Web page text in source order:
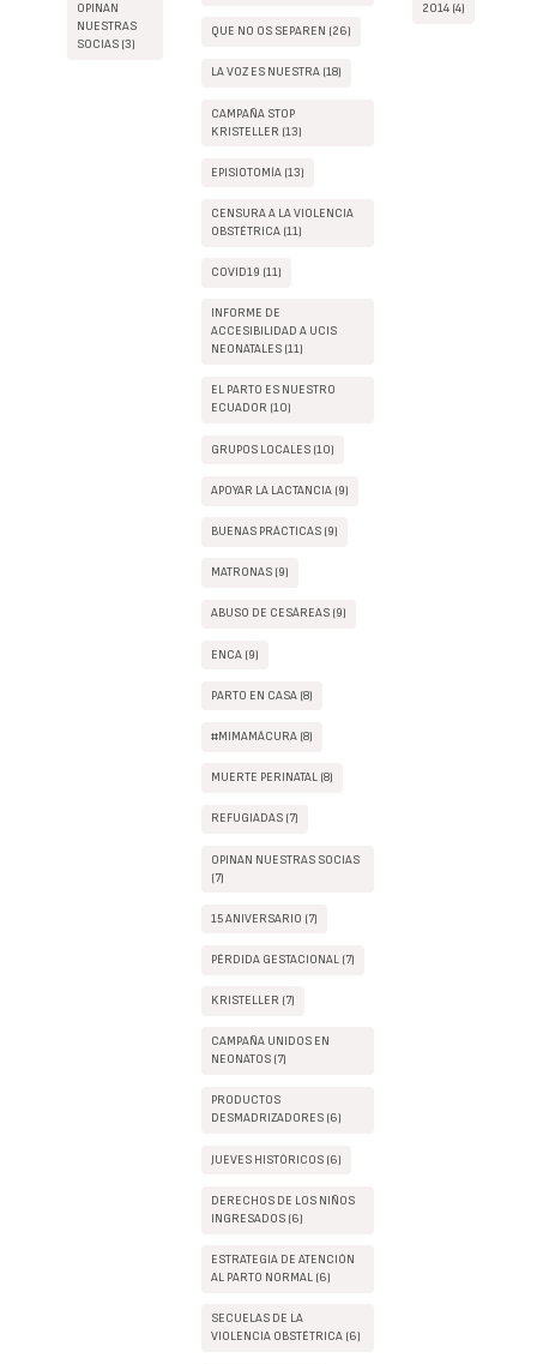
OPINAN
NUESTRAS
SOCIAS (3)
QUE NO OS SEPAREN (26)
LA VOZ ES NUESTRA (18)
CAMPAÑA STOP
KRISTELLER (13)
EPISIOTOMÍA (13)
CENSURA A LA VIOLENCIA
OBSTÉTRICA (11)
COVID19 (11)
INFORME DE
ACCESIBILIDAD A UCIS
NEONATALES (11)
EL PARTO ES NUESTRO
ECUADOR (10)
GRUPOS LOCALES (10)
APOYAR LA LACTANCIA (9)
BUENAS PRÁCTICAS (9)
MATRONAS (9)
ABUSO DE CESÁREAS (9)
ENCA (9)
PARTO EN CASA (8)
#MIMAMÁCURA (8)
MUERTE PERINATAL (8)
REFUGIADAS (7)
OPINAN NUESTRAS SOCIAS
(7)
15 ANIVERSARIO (7)
PÉRDIDA GESTACIONAL (7)
KRISTELLER (7)
CAMPAÑA UNIDOS EN
NEONATOS (7)
PRODUCTOS
DESMADRIZADORES (6)
JUEVES HISTÓRICOS (6)
DERECHOS DE LOS NIÑOS
INGRESADOS (6)
ESTRATEGIA DE ATENCIÓN
AL PARTO NORMAL (6)
SECUELAS DE LA
VIOLENCIA OBSTÉTRICA (6)
2014 (4)